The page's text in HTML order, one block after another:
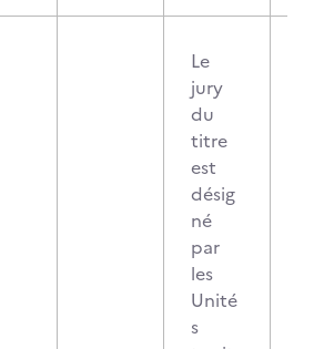
Le
jury
du
titre
est
désig
né
par
les
Unité
s